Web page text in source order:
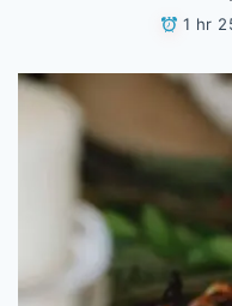
1 hr